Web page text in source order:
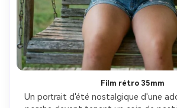
Film rétro 35mm
Un portrait d'été nostalgique d'une